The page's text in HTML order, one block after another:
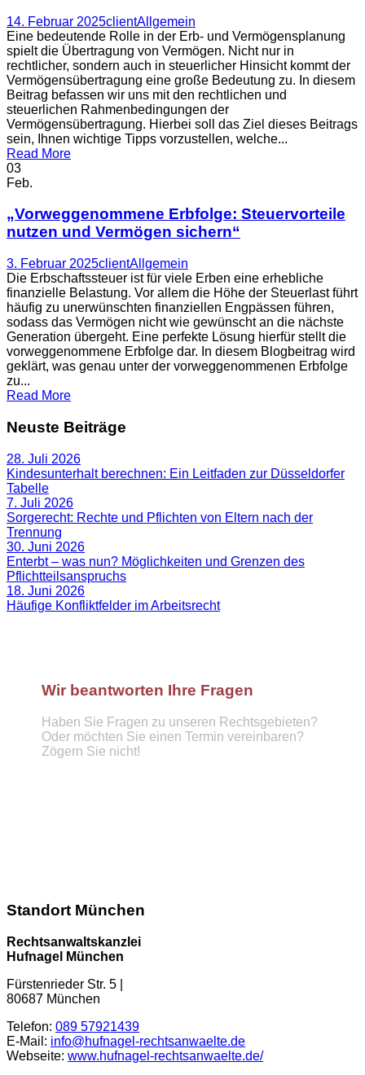
14. Februar 2025clientAllgemein
Eine bedeutende Rolle in der Erb- und Vermögensplanung
spielt die Übertragung von Vermögen. Nicht nur in
rechtlicher, sondern auch in steuerlicher Hinsicht kommt der
Vermögensübertragung eine große Bedeutung zu. In diesem
Beitrag befassen wir uns mit den rechtlichen und
steuerlichen Rahmenbedingungen der
Vermögensübertragung. Hierbei soll das Ziel dieses Beitrags
sein, Ihnen wichtige Tipps vorzustellen, welche...
Read More
03
Feb.
„Vorweggenommene Erbfolge: Steuervorteile
nutzen und Vermögen sichern“
3. Februar 2025clientAllgemein
Die Erbschaftssteuer ist für viele Erben eine erhebliche
finanzielle Belastung. Vor allem die Höhe der Steuerlast führt
häufig zu unerwünschten finanziellen Engpässen führen,
sodass das Vermögen nicht wie gewünscht an die nächste
Generation übergeht. Eine perfekte Lösung hierfür stellt die
vorweggenommene Erbfolge dar. In diesem Blogbeitrag wird
geklärt, was genau unter der vorweggenommenen Erbfolge
zu...
Read More
Neuste Beiträge
28. Juli 2026
Kindesunterhalt berechnen: Ein Leitfaden zur Düsseldorfer
Tabelle
7. Juli 2026
Sorgerecht: Rechte und Pflichten von Eltern nach der
Trennung
30. Juni 2026
Enterbt – was nun? Möglichkeiten und Grenzen des
Pflichtteilsanspruchs
18. Juni 2026
Häufige Konfliktfelder im Arbeitsrecht
Wir beantworten Ihre Fragen
Haben Sie Fragen zu unseren Rechtsgebieten?
Oder möchten Sie einen Termin vereinbaren?
Zögern Sie nicht!
Standort München
Rechtsanwaltskanzlei
Hufnagel München
Fürstenrieder Str. 5
80687 München
Telefon: 089 57921439
E-Mail: info@hufnagel-rechtsanwaelte.de
Webseite: www.hufnagel-rechtsanwaelte.de/